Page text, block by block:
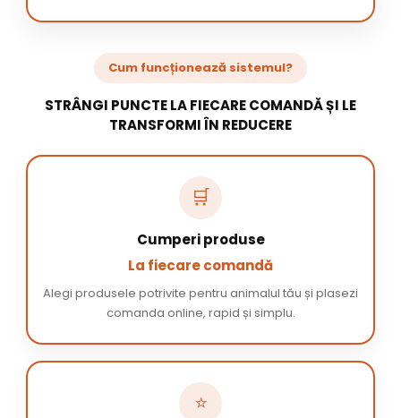
Cum funcționează sistemul?
STRÂNGI PUNCTE LA FIECARE COMANDĂ ȘI LE
TRANSFORMI ÎN REDUCERE
🛒
Cumperi produse
La fiecare comandă
Alegi produsele potrivite pentru animalul tău și plasezi
comanda online, rapid și simplu.
⭐